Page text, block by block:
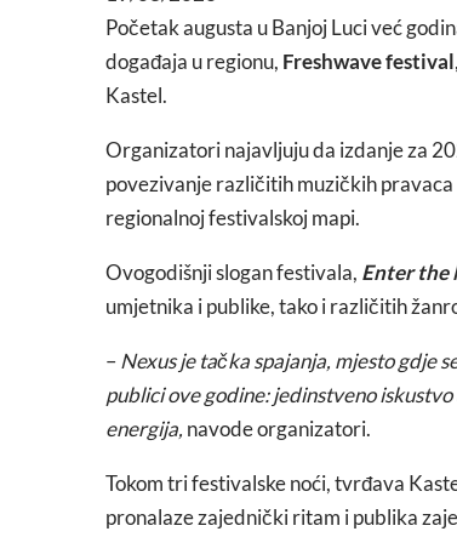
Početak augusta u Banjoj Luci već
događaja u regionu, Freshwave festival
Kastel.
Organizatori najavljuju da izdanje za
povezivanje različitih muzičkih
regionalnoj festivalskoj mapi.
Ovogodišnji slogan festivala, Enter the
umjetnika i publike, tako i različitih
–Nexus je tačka spajanja, mjesto gdje
publici ove godine: jedinstveno
energija, navode organizatori.
Tokom tri festivalske noći, tvrđava
pronalaze zajednički ritam i publika